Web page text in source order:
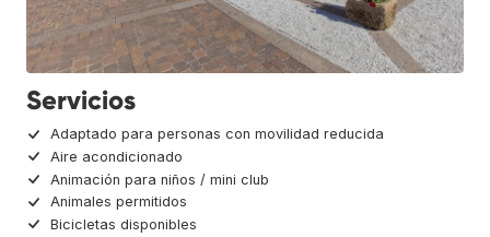
Servicios
Adaptado para personas con movilidad reducida
Aire acondicionado
Animación para niños / mini club
Animales permitidos
Bicicletas disponibles